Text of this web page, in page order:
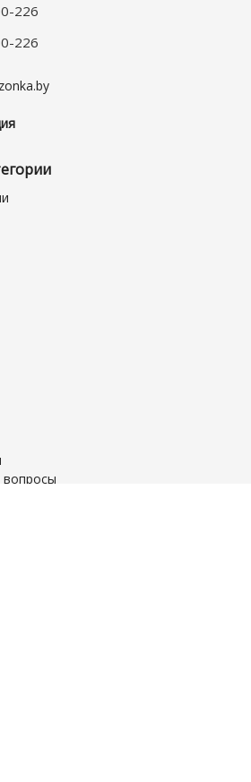
226
226